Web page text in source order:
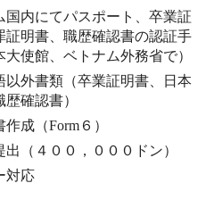
国内にてパスポート、卒業証
証明書、職歴確認書の認証手
使館、ベトナム外務省で）
以外書類（卒業証明書、日本
確認書）
成（Form６）
（４００，０００ドン）
対応